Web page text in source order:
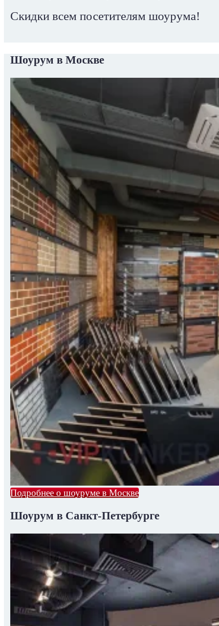
Скидки всем посетителям шоурума!
Шоурум в Москве
Подробнее о шоуруме в Москве
Шоурум в Санкт-Петербурге